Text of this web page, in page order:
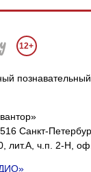
12+
Санкт-
лит.А, ч.п. 2-Н,